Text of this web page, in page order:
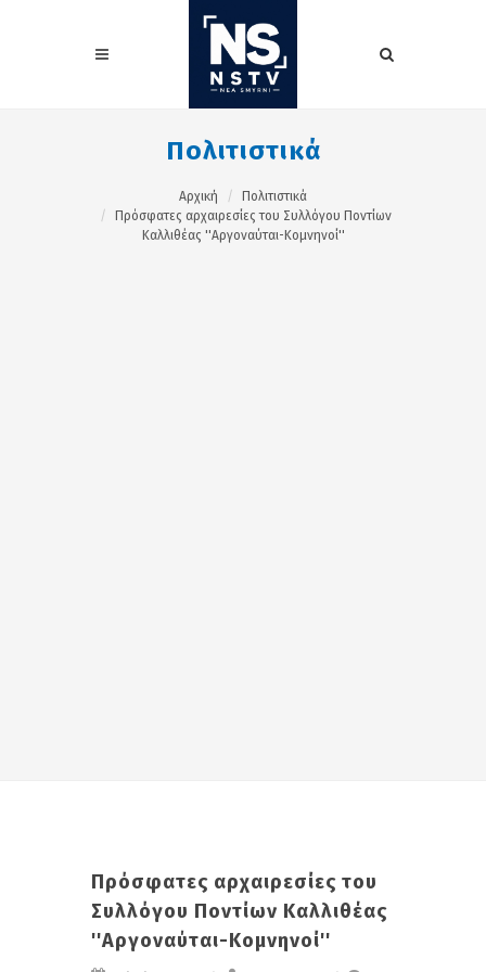
Πολιτιστικά
Αρχική
Πολιτιστικά
Πρόσφατες αρχαιρεσίες του Συλλόγου Ποντίων
Καλλιθέας ''Αργοναύται-Κομνηνοί''
Πρόσφατες αρχαιρεσίες του
Συλλόγου Ποντίων Καλλιθέας
''Αργοναύται-Κομνηνοί''